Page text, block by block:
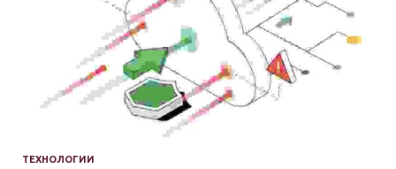
ТЕХНОЛОГИИ